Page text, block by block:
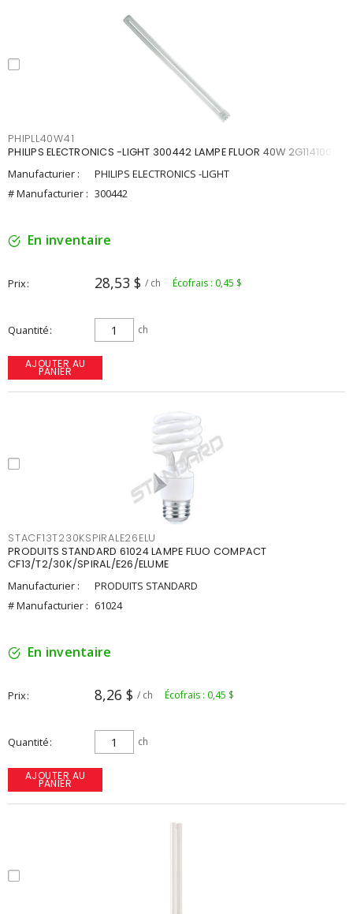
PHIPLL40W41
PHILIPS ELECTRONICS -LIGHT 300442 LAMPE FLUOR 40W 2G114100K
Manufacturier :
PHILIPS ELECTRONICS -LIGHT
# Manufacturier : 300442
En inventaire
Prix 28,53 $ / ch Écofrais : 0,45 $
Quantité ch
AJOUTER AU
PANIER
STACF13T230KSPIRALE26ELU
PRODUITS STANDARD 61024 LAMPE FLUO COMPACT
CF13/T2/30K/SPIRAL/E26/ELUME
Manufacturier :
PRODUITS STANDARD
# Manufacturier : 61024
En inventaire
Prix 8,26 $ / ch Écofrais : 0,45 $
Quantité ch
AJOUTER AU
PANIER